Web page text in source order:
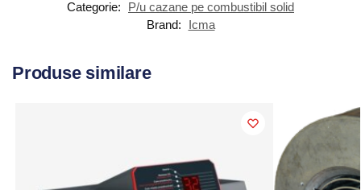
Categorie:
P/u cazane pe combustibil solid
Brand:
Icma
Produse similare